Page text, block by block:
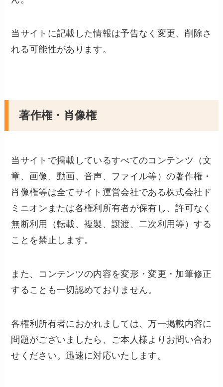
当サイトに記載した情報は予告なく変更、削除さ
れる可能性があります。
著作権・肖像権
当サイトで掲載しているすべてのコンテンツ（文
章、画像、動画、音声、ファイル等）の著作権・
肖像権等は全てサイト運営会社である株式会社ド
ミニオンまたは各権利所有者が保有し、許可なく
無断利用（転載、複製、譲渡、二次利用等）する
ことを禁止します。
また、コンテンツの内容を変形・変更・加筆修正
することも一切認めておりません。
各権利所有者におかれましては、万一掲載内容に
問題がございましたら、ご本人様よりお問い合わ
せください。迅速に対応いたします。